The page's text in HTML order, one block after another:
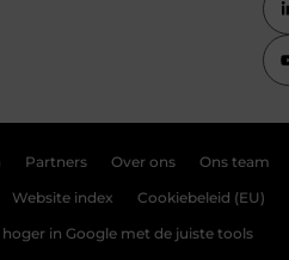
Partners Over ons Ons team
Website index Cookiebeleid (EU)
in Google met de juiste tools